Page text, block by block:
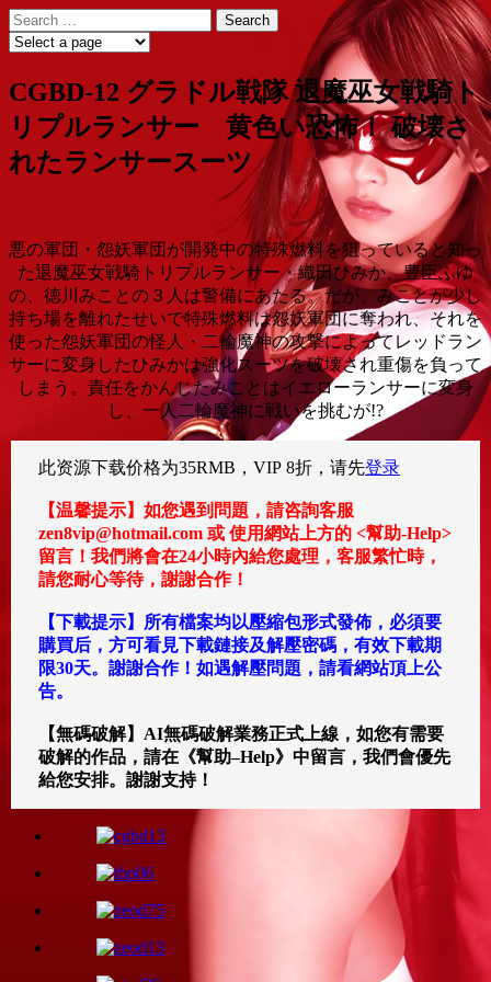
Skip
to
content
Search
for:
CGBD-12 グラドル戦隊 退魔巫女戦騎ト
リプルランサー 黄色い恐怖！ 破壊さ
れたランサースーツ
悪の軍団・怨妖軍団が開発中の特殊燃料を狙っていると知っ
た退魔巫女戦騎トリプルランサー・織田ひみか、豊臣ふゆ
の、徳川みことの３人は警備にあたる。だが、みことが少し
持ち場を離れたせいで特殊燃料は怨妖軍団に奪われ、それを
使った怨妖軍団の怪人・二輪魔神の攻撃によってレッドラン
サーに変身したひみかは強化スーツを破壊され重傷を負って
しまう。責任をかんじたみことはイエローランサーに変身
し、一人二輪魔神に戦いを挑むが!?
此资源下载价格为35RMB，VIP 8折，请先登录
【温馨提示】如您遇到問題，請咨詢客服
zen8vip@hotmail.com 或 使用網站上方的 <幫助-Help>
留言！我們將會在24小時內給您處理，客服繁忙時，
請您耐心等待，謝謝合作！
【下載提示】所有檔案均以壓縮包形式發佈，必須要
購買后，方可看見下載鏈接及解壓密碼，有效下載期
限30天。謝謝合作！如遇解壓問題，請看網站頂上公
告。
【無碼破解】AI無碼破解業務正式上線，如您有需要
破解的作品，請在《幫助–Help》中留言，我們會優先
給您安排。謝謝支持！